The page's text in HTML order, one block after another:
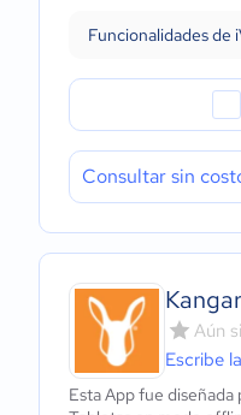
Funcionalidades de
Consultar sin
Aún
Escribe
Esta App fue